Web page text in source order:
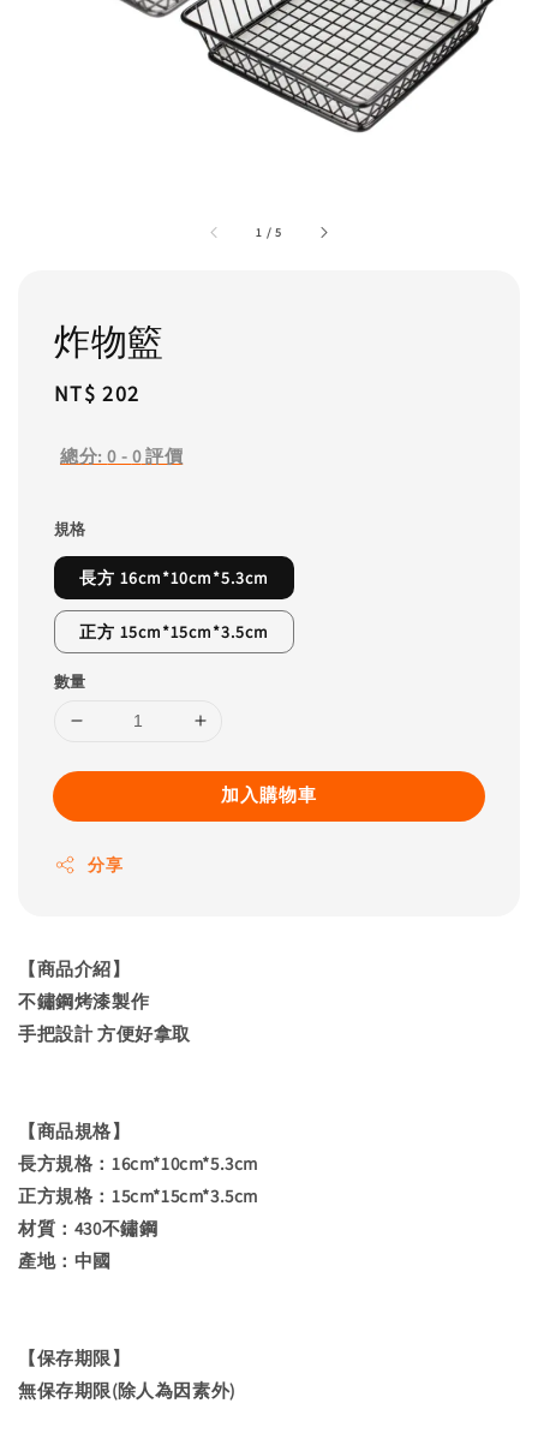
1 /5
炸物籃
Regular
NT$ 202
總分:0 - 0評價
規格
長方 16cm*10cm*5.3cm
正方 15cm*15cm*3.5cm
數量
加入購物車
分享
【商品介紹】
不鏽鋼烤漆製作
手把設計 方便好拿取
【商品規格】
長方規格：16cm*10cm*5.3cm
正方規格：15cm*15cm*3.5cm
材質：430不鏽鋼
產地：中國
【保存期限】
無保存期限(除人為因素外)